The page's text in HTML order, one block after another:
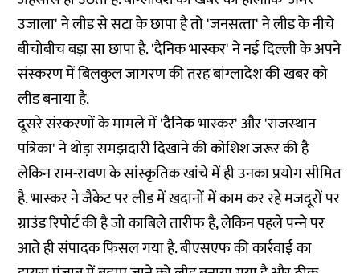
उजाला' ने लीड से सटा के छापा है तो 'जनसत्‍ता' ने लीड के नीचे
बीचोबीच बड़ा सा छापा है. 'दैनिक भास्‍कर' ने नई दिल्‍ली के अपने
संस्‍करण में बिलकुल जागरण की तरह बांग्‍लादेश की खबर को
लीड बनाया है.
दूसरे संस्‍करणों के मामले में 'दैनिक भास्‍कर' और 'राजस्‍थान
पत्रिका' ने थोड़ा समझदारी दिखाने की कोशिश जरूर की है
लेकिन राम-रावण के सांस्‍कृतिक खांचे में ही उनका प्रयोग सीमित
है. भास्‍कर ने जैकेट पर लीड में खदानों में काम कर रहे मजदूरों पर
ग्राउंड रिपोर्ट की है जो काबिले तारीफ है, लेकिन पहले पन्‍ने पर
आते ही संपादक फिसल गया है. बीएसएफ की कार्रवाई का